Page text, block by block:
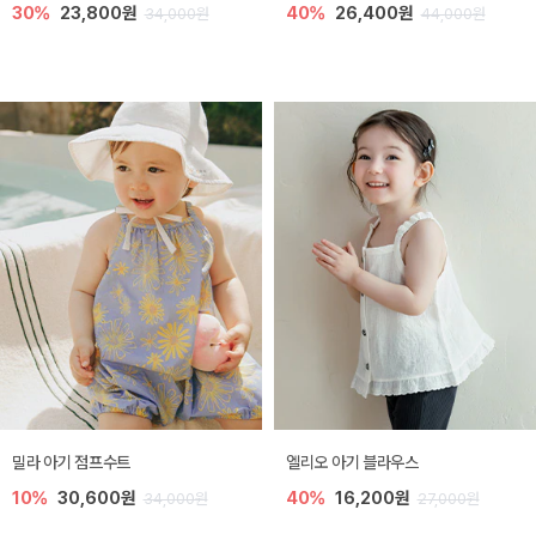
30% 23,800원 34,000원 40% 26,400원 44,000원
밀라 아기 점프수트
10% 30,600원 34,000원
엘리오 아기 블라우스
40% 16,200원 27,000원